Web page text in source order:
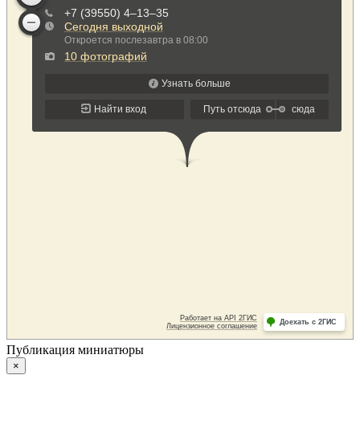
Публикация миниатюры
×